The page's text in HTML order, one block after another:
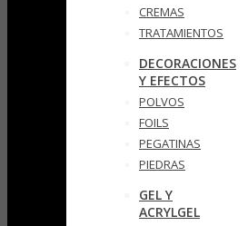
CREMAS
TRATAMIENTOS
DECORACIONES
Y EFECTOS
POLVOS
FOILS
PEGATINAS
PIEDRAS
GEL Y
ACRYLGEL